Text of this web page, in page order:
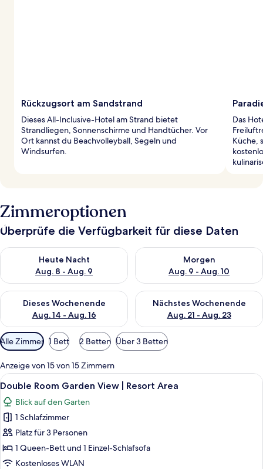
Rückzugsort am Sandstrand
Dieses All-Inclusive-Hotel am Strand bietet
Strandliegen, Sonnenschirme und Handtücher. Vor
Ort kannst du Beachvolleyball, Segeln und
Windsurfen.
Das
Küche,
Zimmeroptionen
Überprüfe die Verfügbarkeit für diese Daten
Heute Nacht
Aug. 8 - Aug. 9
Überprüfe die Verfügbarkeit für heute Nacht, Aug. 8 - Aug. 9.
Morgen
Aug. 9 - Aug. 10
Überprüfe die Verfügbarkeit
Dieses Wochenende
Aug. 14 - Aug. 16
Überprüfe die Verfügbarkeit für dieses Wochenende, Aug. 14
Nächstes Wochenende
Aug. 21 - Aug. 23
Überprüfe die Verfügbarkeit
Verfügbare
Filter
für
Zimmer
Alle Zimmer 1 Bett 2 Betten Über 3 Betten
Anzeige von 15 von 15 Zimmern
Alle
Fotos
für
Double
Room
Garden
View
Double Room Garden View | Resort
7
Double Room Garden View | Resort Area
Blick auf den Garten
1 Schlafzimmer
Platz für 3 Personen
1 Queen-Bett und 1 Einzel-Schlafsofa
Kostenloses WLAN